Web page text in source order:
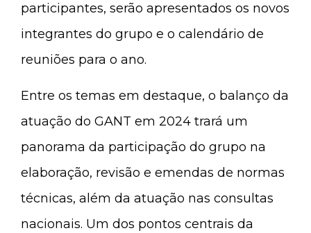
participantes, serão apresentados os novos
integrantes do grupo e o calendário de
reuniões para o ano.
Entre os temas em destaque, o balanço da
atuação do GANT em 2024 trará um
panorama da participação do grupo na
elaboração, revisão e emendas de normas
técnicas, além da atuação nas consultas
nacionais. Um dos pontos centrais da